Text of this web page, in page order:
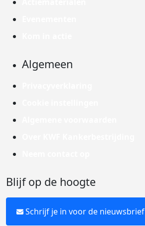
Algemeen
Blijf op de hoogte
Schrijf je in voor de nieuwsbrief